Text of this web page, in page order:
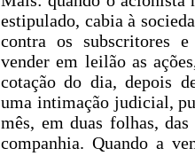
estipulado, cabia à
contra os subscritores
vender em leilão as
cotação do dia, depois
uma intimação judicial,
mês, em duas folhas,
companhia. Quando a